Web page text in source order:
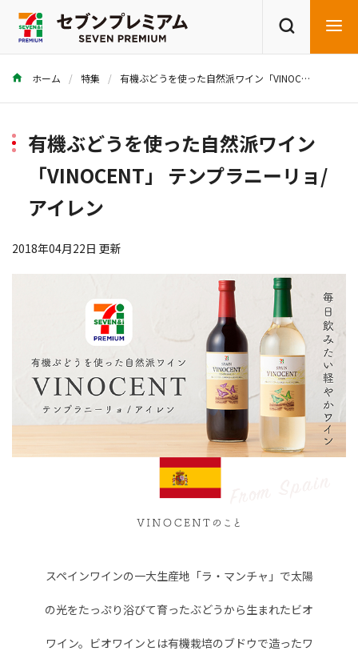
商品を探す レシピを探す
ホーム 特集 有機ぶどうを使った自然派ワイン「VINOCENT」 テンプラニーリョ/アイレン
有機ぶどうを使った自然派ワイン
「VINOCENT」 テンプラニーリョ/
アイレン
2018年04月22日 更新
スペインワインの一大生産地「ラ・マンチャ」で太陽
の光をたっぷり浴びて育ったぶどうから生まれたビオ
ワイン。 ビオワインとは有機栽培のブドウで造ったワ